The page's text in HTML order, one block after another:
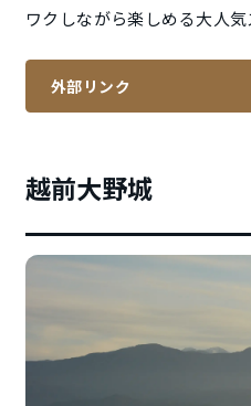
ワクしながら楽しめる大人気
外部リンク
越前大野城